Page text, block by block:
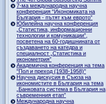
7-ма международна научна
конференция “Икономиката на
България - пътят към еврото”
Юбилейна научна конференция
„Статистика, информационни
технологии и комуникации”,
посветена на 60-годишнината от
създаването на катедра и
специалност „Статистика и
иконометрия”
Академична конференция на тема
"Пол и преход (1938-1958)"
Научна дискусия в Съюза на
икономистите в България на тема
„Банковата система в България на
съвременния етап”
Международна научна